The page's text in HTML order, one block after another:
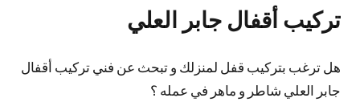
تركيب أقفال جابر العلي
هل ترغب بتركيب قفل لمنزلك و تبحث عن فني تركيب أقفال
جابر العلي شاطر و ماهر في عمله ؟